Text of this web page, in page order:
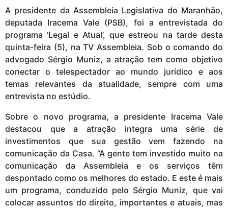
A presidente da Assembleia Legislativa do Maranhão,
deputada Iracema Vale (PSB), foi a entrevistada do
programa ‘Legal e Atual’, que estreou na tarde desta
quinta-feira (5), na TV Assembleia. Sob o comando do
advogado Sérgio Muniz, a atração tem como objetivo
conectar o telespectador ao mundo jurídico e aos
temas relevantes da atualidade, sempre com uma
entrevista no estúdio.
Sobre o novo programa, a presidente Iracema Vale
destacou que a atração integra uma série de
investimentos que sua gestão vem fazendo na
comunicação da Casa. “A gente tem investido muito na
comunicação da Assembleia e os serviços têm
despontado como os melhores do estado. E este é mais
um programa, conduzido pelo Sérgio Muniz, que vai
colocar assuntos do direito, importantes e atuais, mas